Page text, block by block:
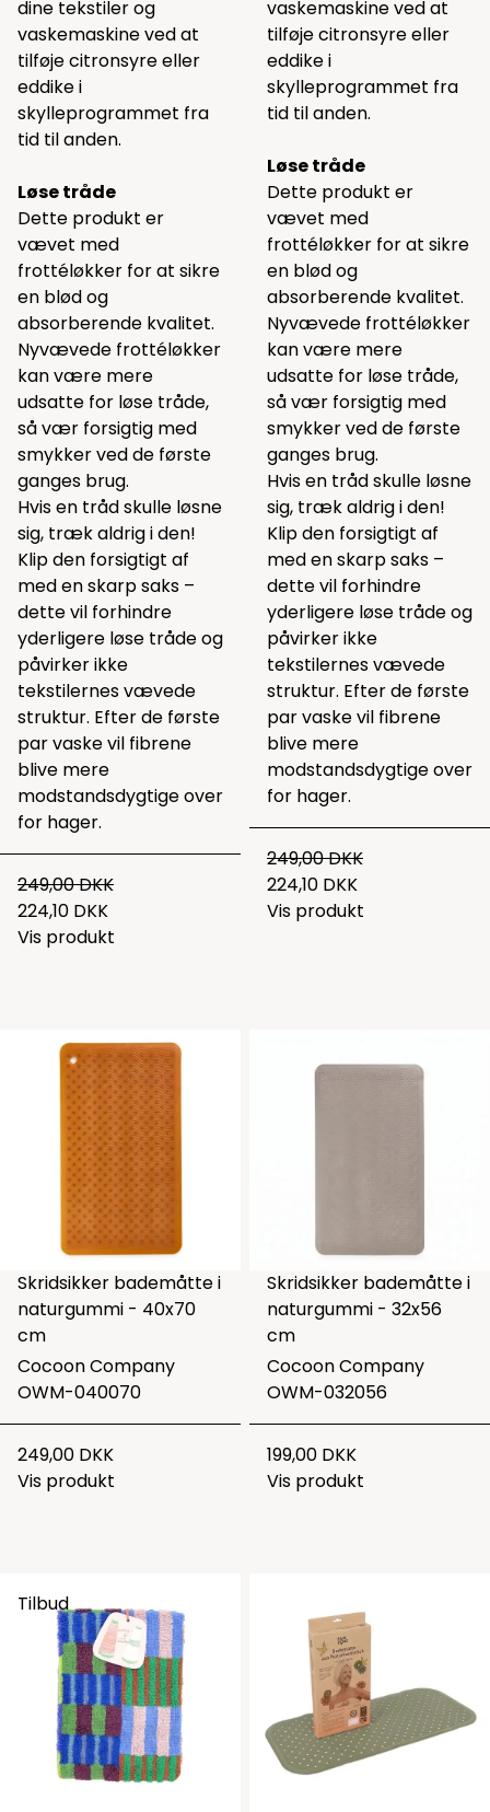
dine tekstiler og
vaskemaskine ved at
tilføje citronsyre eller
eddike i
skylleprogrammet fra
tid til anden.
Løse tråde
Dette produkt er
vævet med
frottéløkker for at sikre
en blød og
absorberende kvalitet.
Nyvævede frottéløkker
kan være mere
udsatte for løse tråde,
så vær forsigtig med
smykker ved de første
ganges brug.
Hvis en tråd skulle løsne
sig, træk aldrig i den!
Klip den forsigtigt af
med en skarp saks –
dette vil forhindre
yderligere løse tråde og
påvirker ikke
tekstilernes vævede
struktur. Efter de første
par vaske vil fibrene
blive mere
modstandsdygtige over
for hager.
249,00 DKK
224,10 DKK
Vis produkt
vaskemaskine ved at
tilføje citronsyre eller
eddike i
skylleprogrammet fra
tid til anden.
Løse tråde
Dette produkt er
vævet med
frottéløkker for at sikre
en blød og
absorberende kvalitet.
Nyvævede frottéløkker
kan være mere
udsatte for løse tråde,
så vær forsigtig med
smykker ved de første
ganges brug.
Hvis en tråd skulle løsne
sig, træk aldrig i den!
Klip den forsigtigt af
med en skarp saks –
dette vil forhindre
yderligere løse tråde og
påvirker ikke
tekstilernes vævede
struktur. Efter de første
par vaske vil fibrene
blive mere
modstandsdygtige over
for hager.
249,00 DKK
224,10 DKK
Vis produkt
Skridsikker bademåtte i
naturgummi - 40x70
cm
Cocoon Company
OWM-040070
249,00 DKK
Vis produkt
Skridsikker bademåtte i
naturgummi - 32x56
cm
Cocoon Company
OWM-032056
199,00 DKK
Vis produkt
Tilbud